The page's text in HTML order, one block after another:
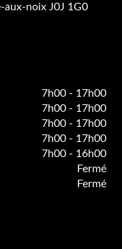
aux-noix J0J 1G0
7h00 - 17h00
7h00 - 17h00
7h00 - 17h00
7h00 - 17h00
7h00 - 16h00
Fermé
Fermé